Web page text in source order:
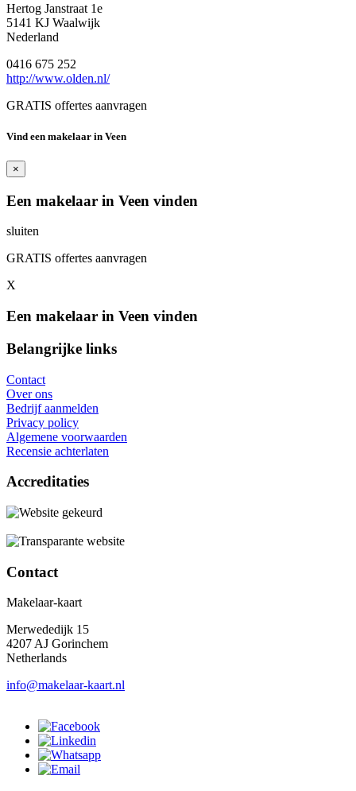
Hertog Janstraat 1e
5141 KJ Waalwijk
Nederland
0416 675 252
http://www.olden.nl/
GRATIS offertes aanvragen
Vind een makelaar in Veen
×
Een makelaar in Veen vinden
sluiten
GRATIS offertes aanvragen
X
Een makelaar in Veen vinden
Belangrijke links
Contact
Over ons
Bedrijf aanmelden
Privacy policy
Algemene voorwaarden
Recensie achterlaten
Accreditaties
Contact
Makelaar-kaart
Merwededijk 15
4207 AJ Gorinchem
Netherlands
info@makelaar-kaart.nl